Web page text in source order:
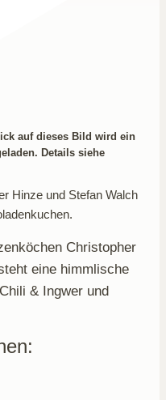
auf dieses Bild wird ein
Details siehe
Hinze und Stefan Walch
Christopher
eine himmlische
& Ingwer und